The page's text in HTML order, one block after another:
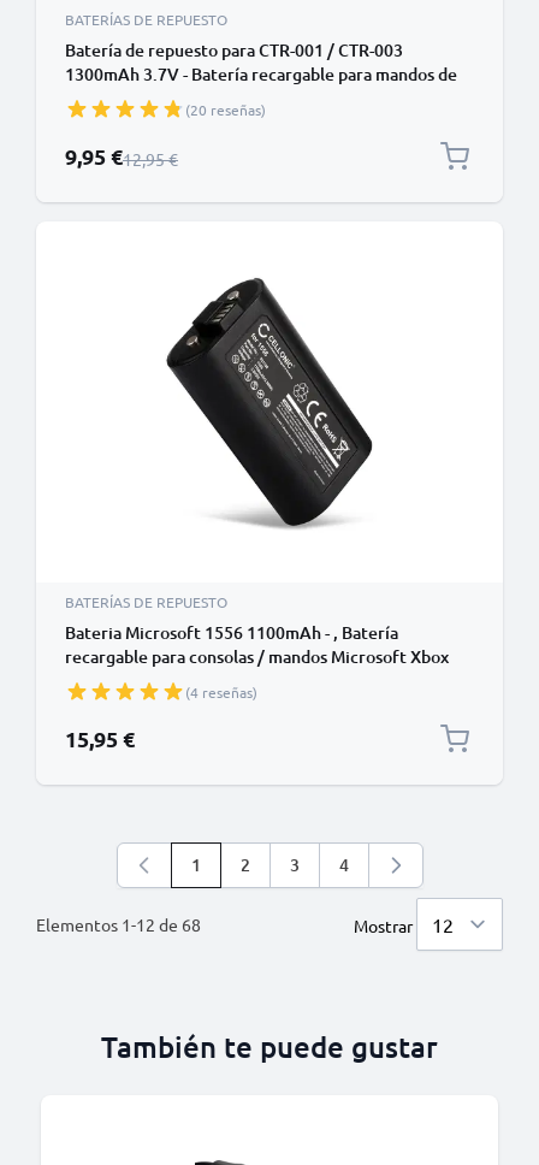
BATERÍAS DE REPUESTO
Batería de repuesto para CTR-001 / CTR-003
1300mAh 3.7V - Batería recargable para mandos de
Nintendo 2DS 3DS / New 2DS XL / / Wii U Pro
Controller / Switch Pro Controller
(20 reseñas)
Precio especial
9,95 €Precio normal
12,95 €
BATERÍAS DE REPUESTO
Bateria Microsoft 1556 1100mAh - , Batería
recargable para consolas / mandos Microsoft Xbox
Series X, Series S / One Controller
(4 reseñas)
15,95 €
Elementos 1-12 de 68
Está leyendo la página
1 Página
2 Página
3 Página
4
Mostrar
También te puede gustar